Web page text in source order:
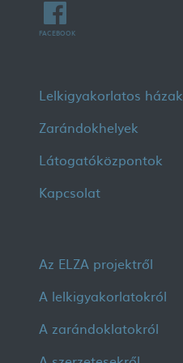
FACEBOOK
Lábléc menü
Lelkigyakorlatos házak
Zarándokhelyek
Látogatóközpontok
Kapcsolat
Lábléc 2
Az ELZA projektről
A lelkigyakorlatokról
A zarándoklatokról